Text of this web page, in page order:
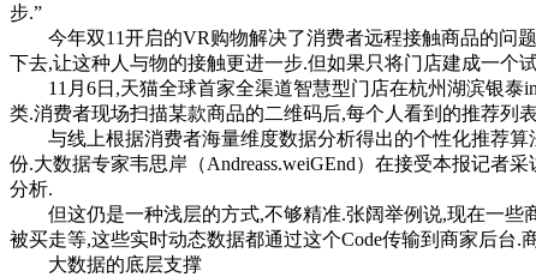
步.”
今年双11开启的VR购物解决了消费者远程接触商品的问题
下去,让这种人与物的接触更进一步.但如果只将门店建成一个
11月6日,天猫全球首家全渠道智慧型门店在杭州湖滨银泰
类.消费者现场扫描某款商品的二维码后,每个人看到的推荐列
与线上根据消费者海量维度数据分析得出的个性化推荐算
份.大数据专家韦思岸（Andreass.weiGEnd）在接受本报记者
分析.
但这仍是一种浅层的方式,不够精准.张阔举例说,现在一些
被买走等,这些实时动态数据都通过这个Code传输到商家后台
大数据的底层支撑